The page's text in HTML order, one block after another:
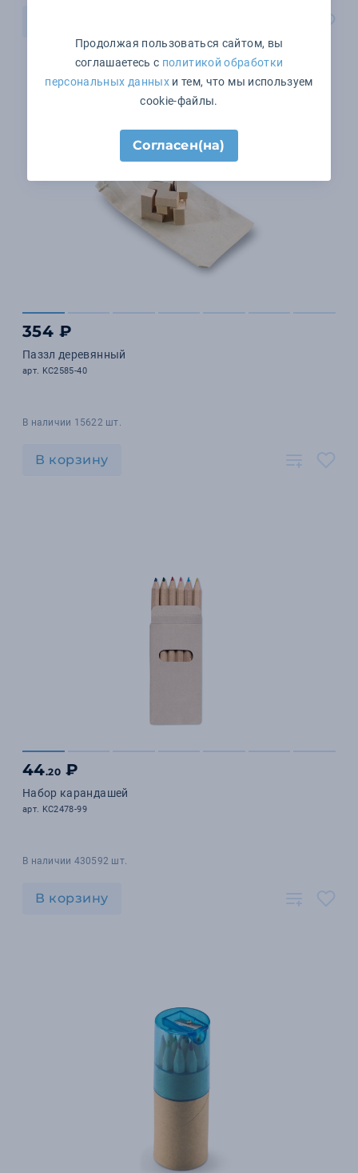
354 ₽
Паззл деревянный
арт. KC2585-40
В наличии 15622 шт.
В корзину
44.20 ₽
Набор карандашей
арт. KC2478-99
В наличии 430592 шт.
В корзину
Продолжая пользоваться сайтом, вы
соглашаетесь с политикой обработки
персональных данныхи тем, что мы используем
cookie-файлы.
Согласен(на)